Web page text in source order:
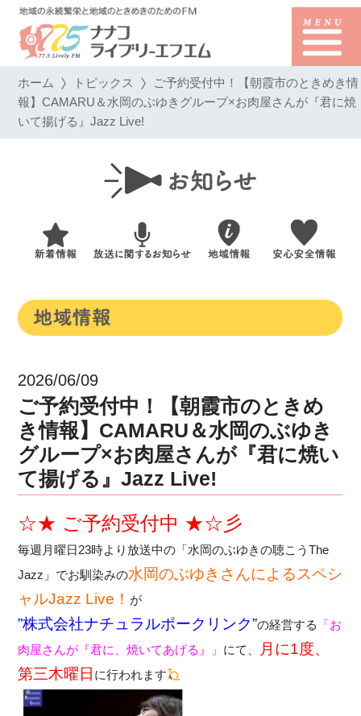
ホーム トピックス ご予約受付中！【朝霞市のときめき情
報】CAMARU＆水岡のぶゆきグループ×お肉屋さんが『君に焼
いて揚げる』Jazz Live!
2026/06/09
ご予約受付中！【朝霞市のときめ
き情報】CAMARU＆水岡のぶゆき
グループ×お肉屋さんが『君に焼い
て揚げる』Jazz Live!
☆★ ご予約受付中 ★☆彡
毎週月曜日23時より放送中の「水岡のぶゆきの聴こうThe
Jazz」でお馴染みの水岡のぶゆきさんによる スペシ
ャルJazz Live！ が
”株式会社ナチュラルポークリンク”の経営する 「お
肉屋さんが『君に、焼いてあげる』」 にて、 月に1度、
第三木曜日 に行われます